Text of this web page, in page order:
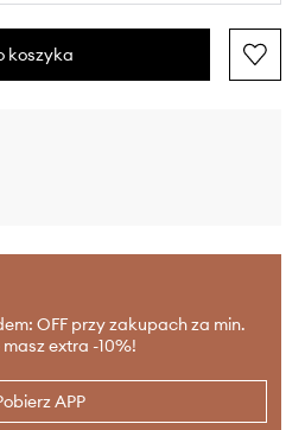
koszyka
OFF przy zakupach za min.
extra -10%!
APP